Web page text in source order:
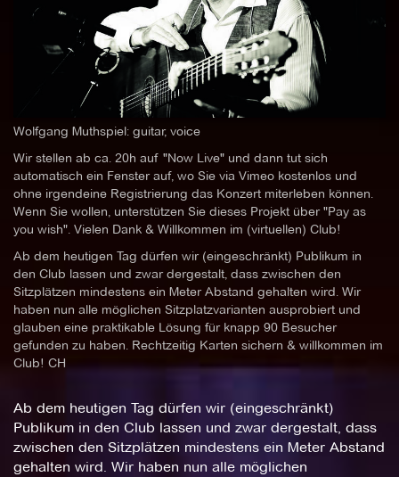
Wolfgang Muthspiel: guitar, voice
Wir stellen ab ca. 20h auf "Now Live" und dann tut sich
automatisch ein Fenster auf, wo Sie via Vimeo kostenlos und
ohne irgendeine Registrierung das Konzert miterleben können.
Wenn Sie wollen, unterstützen Sie dieses Projekt über "Pay as
you wish". Vielen Dank & Willkommen im (virtuellen) Club!
Ab dem heutigen Tag dürfen wir (eingeschränkt) Publikum in
den Club lassen und zwar dergestalt, dass zwischen den
Sitzplätzen mindestens ein Meter Abstand gehalten wird. Wir
haben nun alle möglichen Sitzplatzvarianten ausprobiert und
glauben eine praktikable Lösung für knapp 90 Besucher
gefunden zu haben. Rechtzeitig Karten sichern & willkommen im
Club! CH
Ab dem heutigen Tag dürfen wir (eingeschränkt)
Publikum in den Club lassen und zwar dergestalt, dass
zwischen den Sitzplätzen mindestens ein Meter Abstand
gehalten wird. Wir haben nun alle möglichen